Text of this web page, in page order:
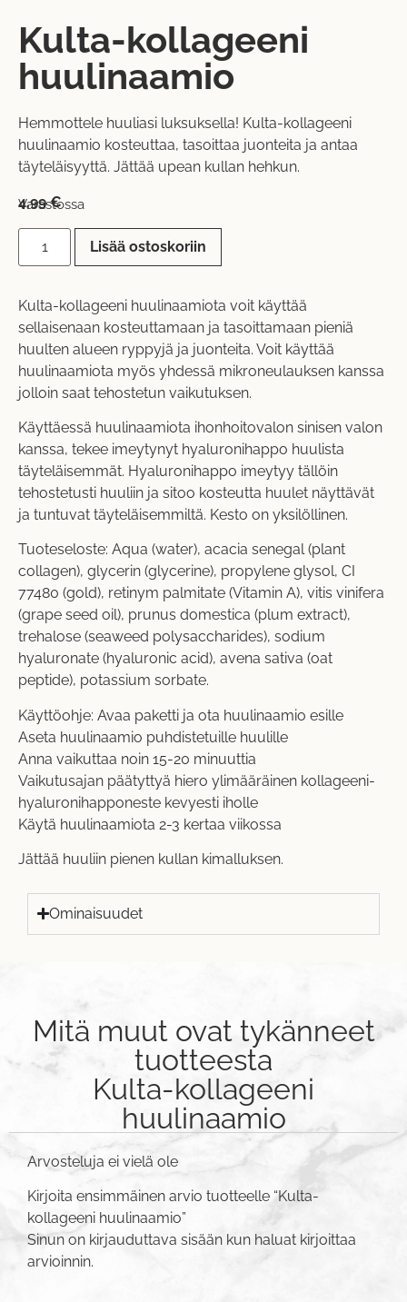
Kulta-kollageeni
huulinaamio
Hemmottele huuliasi luksuksella! Kulta-kollageeni
huulinaamio kosteuttaa, tasoittaa juonteita ja antaa
täyteläisyyttä. Jättää upean kullan hehkun.
4,99€
Varastossa
Lisää ostoskoriin
Kulta-kollageeni huulinaamiota voit käyttää
sellaisenaan kosteuttamaan ja tasoittamaan pieniä
huulten alueen ryppyjä ja juonteita. Voit käyttää
huulinaamiota myös yhdessä mikroneulauksen kanssa
jolloin saat tehostetun vaikutuksen.
Käyttäessä huulinaamiota ihonhoitovalon sinisen valon
kanssa, tekee imeytynyt hyaluronihappo huulista
täyteläisemmät. Hyaluronihappo imeytyy tällöin
tehostetusti huuliin ja sitoo kosteutta huulet näyttävät
ja tuntuvat täyteläisemmiltä. Kesto on yksilöllinen.
Tuoteseloste: Aqua (water), acacia senegal (plant
collagen), glycerin (glycerine), propylene glysol, CI
77480 (gold), retinym palmitate (Vitamin A), vitis vinifera
(grape seed oil), prunus domestica (plum extract),
trehalose (seaweed polysaccharides), sodium
hyaluronate (hyaluronic acid), avena sativa (oat
peptide), potassium sorbate.
Käyttöohje: Avaa paketti ja ota huulinaamio esille
Aseta huulinaamio puhdistetuille huulille
Anna vaikuttaa noin 15-20 minuuttia
Vaikutusajan päätyttyä hiero ylimääräinen kollageeni-
hyaluronihapponeste kevyesti iholle
Käytä huulinaamiota 2-3 kertaa viikossa
Jättää huuliin pienen kullan kimalluksen.
Ominaisuudet
Mitä muut ovat tykänneet
tuotteesta
Kulta-kollageeni
huulinaamio
Arvosteluja ei vielä ole
Kirjoita ensimmäinen arvio tuotteelle “Kulta-
kollageeni huulinaamio”
Sinun on kirjauduttava sisään kun haluat kirjoittaa
arvioinnin.